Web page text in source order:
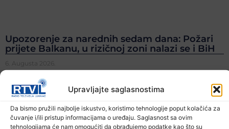
Upravljajte saglasnostima
Da bismo pružili najbolje iskustvo, koristimo tehnologije poput kolačića za
čuvanje i/ili pristup informacijama o uređaju. Saglasnost sa ovim
tehnologijama će nam omogućiti da obrađujemo podatke kao što su
Upozorenje za narednih sedam dana: Požari
prijete Balkanu, u rizičnoj zoni nalazi se i BiH
6. Augusta 2026.